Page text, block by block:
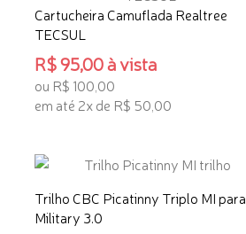
Cartucheira Camuflada Realtree
TECSUL
R$ 95,00 à vista
ou R$ 100,00
em até 2x de R$ 50,00
Trilho CBC Picatinny Triplo MI para
Military 3.0